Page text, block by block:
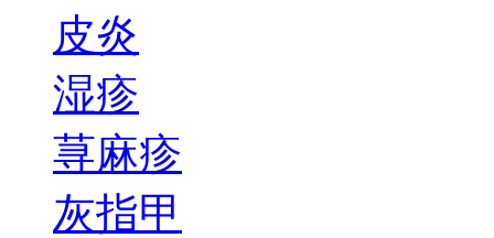
皮炎
湿疹
荨麻疹
灰指甲